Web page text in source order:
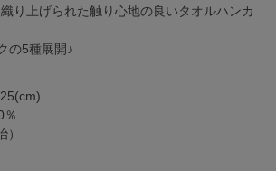
り上げられた触り心地の良いタオルハンカ
の5種展開♪
％